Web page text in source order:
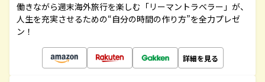
働きながら週末海外旅行を楽しむ「リーマントラベラー」が、
人生を充実させるための“自分の時間の作り方”を全力プレゼ
ン！
詳細を見る